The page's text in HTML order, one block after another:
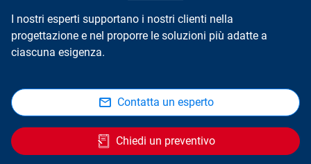
I nostri esperti supportano i nostri clienti nella
progettazione e nel proporre le soluzioni più adatte a
ciascuna esigenza.
Contatta un esperto
Chiedi un preventivo